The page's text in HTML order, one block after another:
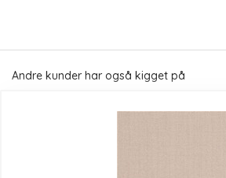
Andre kunder har også kigget på